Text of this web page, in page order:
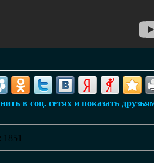
в соц. сетях и показать
: 1851